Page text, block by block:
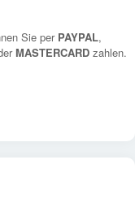
Sie per PAYPAL,
MASTERCARD zahlen.